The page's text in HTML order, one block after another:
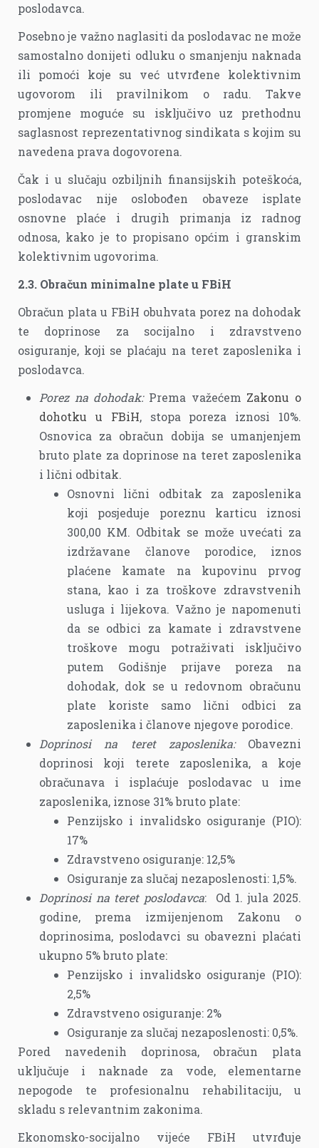
poslodavca.
Posebno je važno naglasiti da poslodavac ne može
samostalno donijeti odluku o smanjenju naknada
ili pomoći koje su već utvrđene kolektivnim
ugovorom ili pravilnikom o radu. Takve
promjene moguće su isključivo uz prethodnu
saglasnost reprezentativnog sindikata s kojim su
navedena prava dogovorena.
Čak i u slučaju ozbiljnih finansijskih poteškoća,
poslodavac nije oslobođen obaveze isplate
osnovne plaće i drugih primanja iz radnog
odnosa, kako je to propisano općim i granskim
kolektivnim ugovorima.
2.3. Obračun minimalne plate u FBiH
Obračun plata u FBiH obuhvata porez na dohodak
te doprinose za socijalno i zdravstveno
osiguranje, koji se plaćaju na teret zaposlenika i
poslodavca.
Porez na dohodak: Prema važećem Zakonu o
dohotku u FBiH, stopa poreza iznosi 10%.
Osnovica za obračun dobija se umanjenjem
bruto plate za doprinose na teret zaposlenika
i lični odbitak.
Osnovni lični odbitak za zaposlenika
koji posjeduje poreznu karticu iznosi
300,00 KM. Odbitak se može uvećati za
izdržavane članove porodice, iznos
plaćene kamate na kupovinu prvog
stana, kao i za troškove zdravstvenih
usluga i lijekova. Važno je napomenuti
da se odbici za kamate i zdravstvene
troškove mogu potraživati isključivo
putem Godišnje prijave poreza na
dohodak, dok se u redovnom obračunu
plate koriste samo lični odbici za
zaposlenika i članove njegove porodice.
Doprinosi na teret zaposlenika: Obavezni
doprinosi koji terete zaposlenika, a koje
obračunava i isplaćuje poslodavac u ime
zaposlenika, iznose 31% bruto plate:
Penzijsko i invalidsko osiguranje (PIO):
17%
Zdravstveno osiguranje: 12,5%
Osiguranje za slučaj nezaposlenosti: 1,5%.
Doprinosi na teret poslodavca: Od 1. jula 2025.
godine, prema izmijenjenom Zakonu o
doprinosima, poslodavci su obavezni plaćati
ukupno 5% bruto plate:
Penzijsko i invalidsko osiguranje (PIO):
2,5%
Zdravstveno osiguranje: 2%
Osiguranje za slučaj nezaposlenosti: 0,5%.
Pored navedenih doprinosa, obračun plata
uključuje i naknade za vode, elementarne
nepogode te profesionalnu rehabilitaciju, u
skladu s relevantnim zakonima.
Ekonomsko-socijalno vijeće FBiH utvrđuje